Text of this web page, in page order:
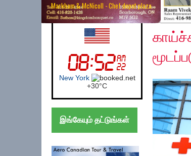
Markham & McNicoll - Chef depot plaza
UK (London)
London
+24°C
இங்கேயும் தட்டுங்கள்
Saturday,